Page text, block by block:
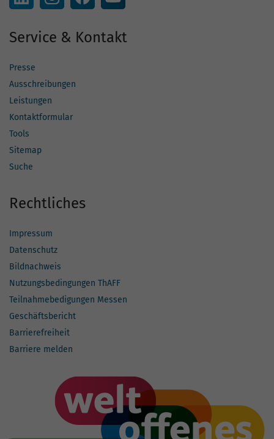
Service & Kontakt
Presse
Ausschreibungen
Leistungen
Kontaktformular
Tools
Sitemap
Suche
Rechtliches
Impressum
Datenschutz
Bildnachweis
Nutzungsbedingungen ThAFF
Teilnahmebedigungen Messen
Geschäftsbericht
Barrierefreiheit
Barriere melden